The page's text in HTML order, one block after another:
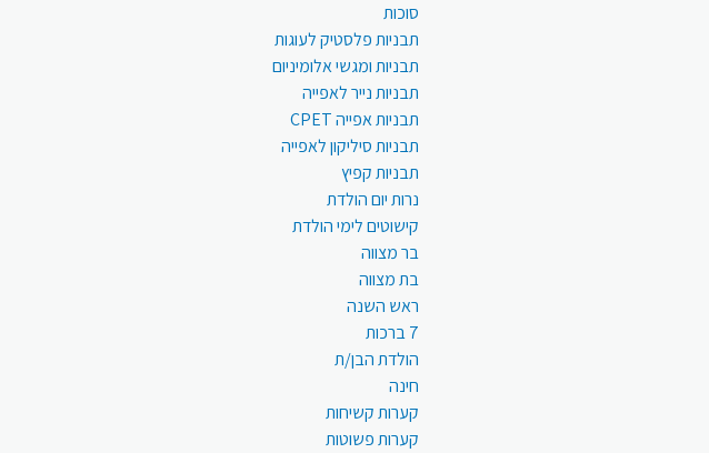
סוכות
תבניות פלסטיק לעוגות
תבניות ומגשי אלומיניום
תבניות נייר לאפייה
תבניות אפייה CPET
תבניות סיליקון לאפייה
תבניות קפיץ
נרות יום הולדת
קישוטים לימי הולדת
בר מצווה
בת מצווה
ראש השנה
7 ברכות
הולדת הבן/ת
חינה
קערות קשיחות
קערות פשוטות